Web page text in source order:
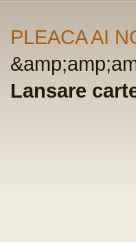
PLEACA AI
Lansare